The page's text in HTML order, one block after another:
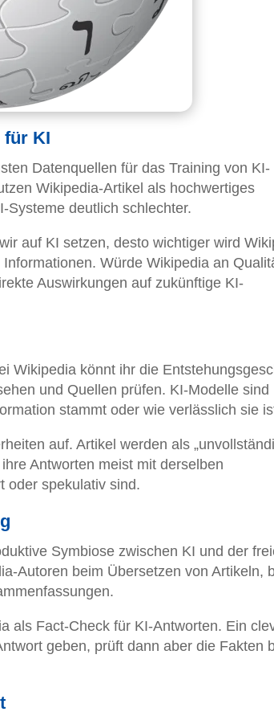
für KI
Datenquellen für das Training von KI-
Wikipedia-Artikel als hochwertiges
Systeme deutlich schlechter.
auf KI setzen, desto wichtiger wird
Würde Wikipedia an
Auswirkungen auf zukünftige KI-
Wikipedia könnt ihr die
und Quellen prüfen. KI-Modelle sind
stammt oder wie verlässlich sie
auf. Artikel werden als
Antworten meist mit derselben
oder spekulativ sind.
Symbiose zwischen KI und der
Autoren beim Übersetzen von Artikeln,
als Fact-Check für KI-Antworten. Ein
geben, prüft dann aber die Fakten